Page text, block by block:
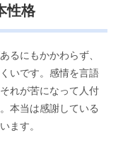
性格
るにもかかわらず、
いです。感情を言語
れが苦になって人付
本当は感謝している
ます。